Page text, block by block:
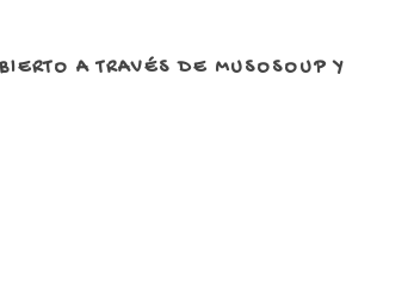
A TRAVÉS DE MUSOSOUP Y